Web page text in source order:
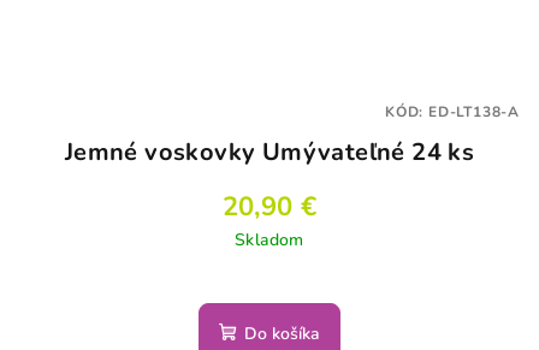
Jemné voskovky Umývateľné 24 ks
20,90 €
Skladom
Do košíka
KÓD: ED-LT138-A